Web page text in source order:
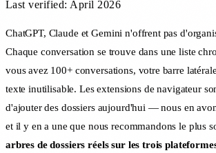
Last verified: April 2026
ChatGPT, Claude et Gemini n'offrent pas
Chaque conversation se trouve dans une liste
vous avez 100+ conversations, votre barre
texte inutilisable. Les extensions de navigateur
d'ajouter des dossiers aujourd'hui — nous en
et il y en a une que nous recommandons le plus
arbres de dossiers réels sur les trois